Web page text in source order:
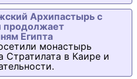
Архипастырь с
продолжает
Египта
монастырь
Стратилата в Каире и